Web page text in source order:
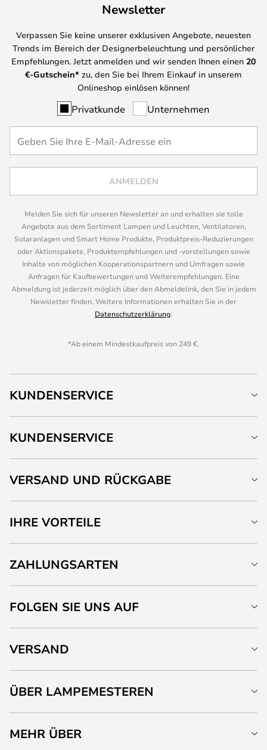
Newsletter
Verpassen Sie keine unserer exklusiven Angebote, neuesten
Trends im Bereich der Designerbeleuchtung und persönlicher
Empfehlungen. Jetzt anmelden und wir senden Ihnen einen 20
€-Gutschein* zu, den Sie bei Ihrem Einkauf in unserem
Onlineshop einlösen können!
Privatkunde Unternehmen
ANMELDEN
Melden Sie sich für unseren Newsletter an und erhalten sie tolle
Angebote aus dem Sortiment Lampen und Leuchten, Ventilatoren,
Solaranlagen und Smart Home Produkte, Produktpreis-Reduzierungen
oder Aktionspakete, Produktempfehlungen und -vorstellungen sowie
Inhalte von möglichen Kooperationspartnern und Umfragen sowie
Anfragen für Kaufbewertungen und Weiterempfehlungen. Eine
Abmeldung ist jederzeit möglich über den Abmeldelink, den Sie in jedem
Newsletter finden. Weitere Informationen erhalten Sie in der
Datenschutzerklärung.
*Ab einem Mindestkaufpreis von 249 €.
KUNDENSERVICE
KUNDENSERVICE
VERSAND UND RÜCKGABE
IHRE VORTEILE
ZAHLUNGSARTEN
FOLGEN SIE UNS AUF
VERSAND
ÜBER LAMPEMESTEREN
MEHR ÜBER